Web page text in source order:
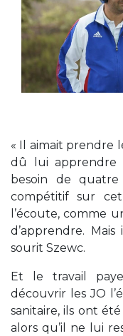
« Il aimait prendre
dû lui apprendre
besoin de
compétitif sur
l’écoute, comme
d’apprendre.
sourit Szewc.
Et le travail
découvrir les JO
sanitaire, ils ont
alors qu’il ne lui